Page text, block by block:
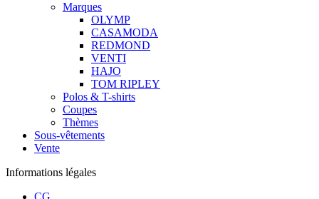
Marques
OLYMP
CASAMODA
REDMOND
VENTI
HAJO
TOM RIPLEY
Polos & T-shirts
Coupes
Thèmes
Sous-vêtements
Vente
Informations légales
CG